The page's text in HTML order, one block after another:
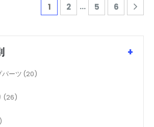
1 2 … 5 6
+
ーツ (20)
(26)